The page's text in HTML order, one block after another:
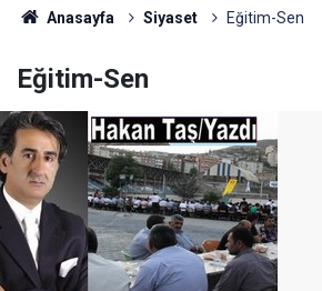
Anasayfa Siyaset Eğitim-Sen
Eğitim-Sen